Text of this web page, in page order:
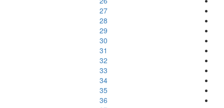
27
28
29
30
31
32
33
34
35
36